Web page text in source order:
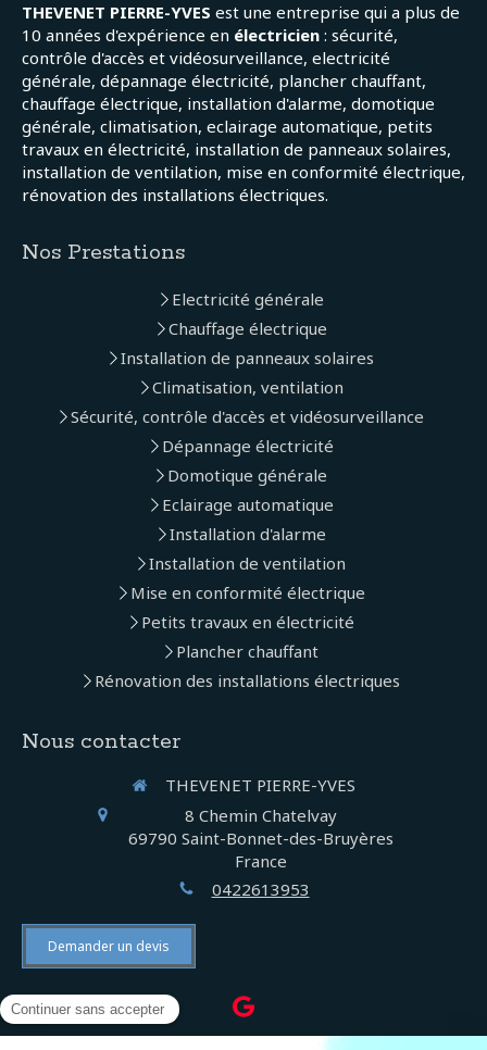
THEVENET PIERRE-YVES est une entreprise qui a plus de
10 années d'expérience en électricien : sécurité,
contrôle d'accès et vidéosurveillance, electricité
générale, dépannage électricité, plancher chauffant,
chauffage électrique, installation d'alarme, domotique
générale, climatisation, eclairage automatique, petits
travaux en électricité, installation de panneaux solaires,
installation de ventilation, mise en conformité électrique,
rénovation des installations électriques.
Nos Prestations
Electricité générale
Chauffage électrique
Installation de panneaux solaires
Climatisation, ventilation
Sécurité, contrôle d'accès et vidéosurveillance
Dépannage électricité
Domotique générale
Eclairage automatique
Installation d'alarme
Installation de ventilation
Mise en conformité électrique
Petits travaux en électricité
Plancher chauffant
Rénovation des installations électriques
Nous contacter
THEVENET PIERRE-YVES
8 Chemin Chatelvay
69790 Saint-Bonnet-des-Bruyères
France
0422613953
Demander un devis